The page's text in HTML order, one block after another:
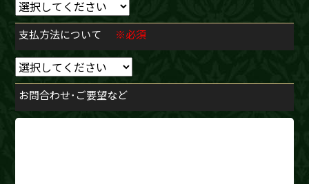
支払方法について ※必須
お問合わせ･ご要望など